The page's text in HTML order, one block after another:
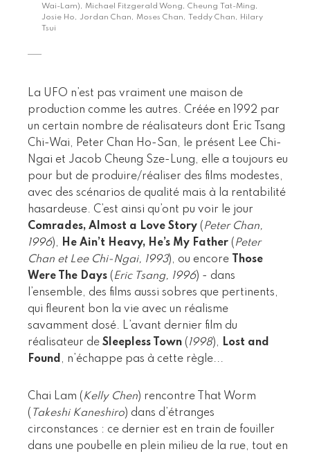
Wai-Lam), Michael Fitzgerald Wong, Cheung Tat-Ming,
Josie Ho, Jordan Chan, Moses Chan, Teddy Chan, Hilary
Tsui
La UFO n’est pas vraiment une maison de
production comme les autres. Créée en 1992 par
un certain nombre de réalisateurs dont Eric Tsang
Chi-Wai, Peter Chan Ho-San, le présent Lee Chi-
Ngai et Jacob Cheung Sze-Lung, elle a toujours eu
pour but de produire/réaliser des films modestes,
avec des scénarios de qualité mais à la rentabilité
hasardeuse. C’est ainsi qu’ont pu voir le jour
Comrades, Almost a Love Story ( Peter Chan,
1996), He Ain’t Heavy, He’s My Father ( Peter
Chan et Lee Chi-Ngai, 1993), ou encore
Those
Were The Days ( Eric Tsang, 1996) - dans
l’ensemble, des films aussi sobres que pertinents,
qui fleurent bon la vie avec un réalisme
savamment dosé. L’avant dernier film du
réalisateur de Sleepless Town ( 1998),
Lost and
Found , n’échappe pas à cette règle...
Chai Lam ( Kelly Chen) rencontre That Worm
( Takeshi Kaneshiro) dans d’étranges
circonstances : ce dernier est en train de fouiller
dans une poubelle en plein milieu de la rue, tout en